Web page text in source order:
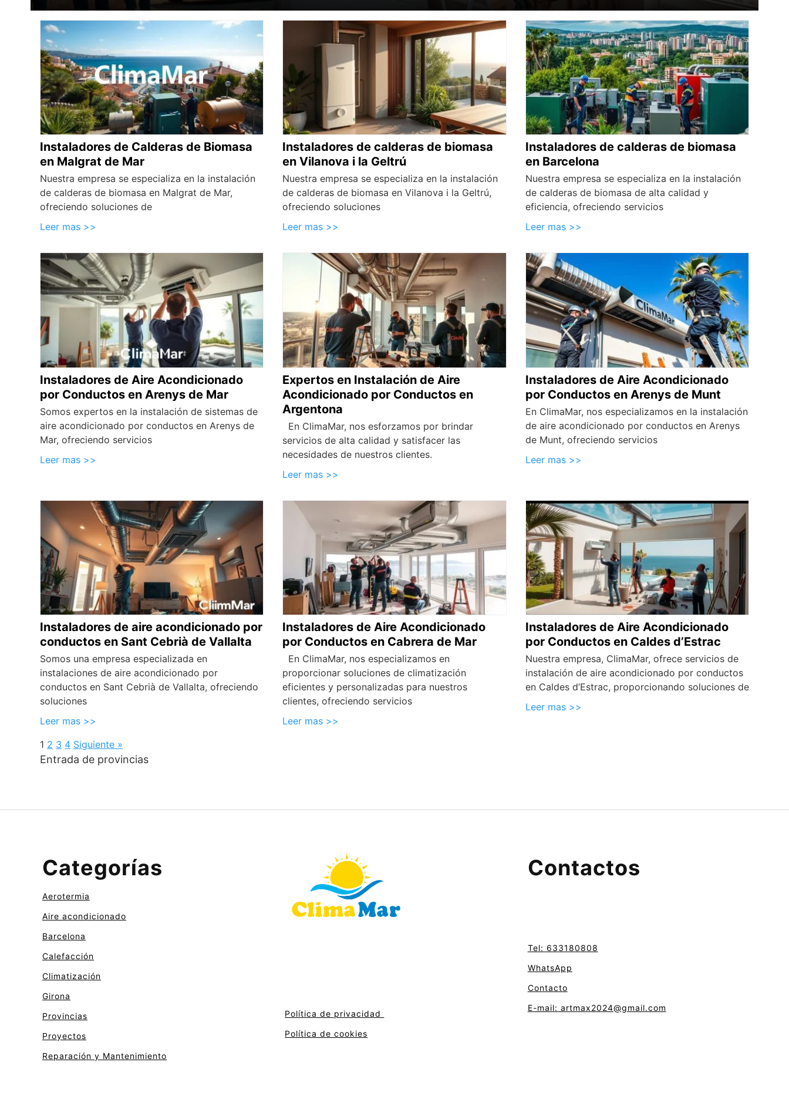
Instaladores de Calderas de Biomasa
en Malgrat de Mar
Nuestra empresa se especializa en la instalación
de calderas de biomasa en Malgrat de Mar,
ofreciendo soluciones de
Leer mas >>
Instaladores de calderas de biomasa
en Vilanova i la Geltrú
Nuestra empresa se especializa en la instalación
de calderas de biomasa en Vilanova i la Geltrú,
ofreciendo soluciones
Leer mas >>
Instaladores de calderas de biomasa
en Barcelona
Nuestra empresa se especializa en la instalación
de calderas de biomasa de alta calidad y
eficiencia, ofreciendo servicios
Leer mas >>
Instaladores de Aire Acondicionado
por Conductos en Arenys de Mar
Somos expertos en la instalación de sistemas de
aire acondicionado por conductos en Arenys de
Mar, ofreciendo servicios
Leer mas >>
Expertos en Instalación de Aire
Acondicionado por Conductos en
Argentona
En ClimaMar, nos esforzamos por brindar
servicios de alta calidad y satisfacer las
necesidades de nuestros clientes.
Leer mas >>
Instaladores de Aire Acondicionado
por Conductos en Arenys de Munt
En ClimaMar, nos especializamos en la instalación
de aire acondicionado por conductos en Arenys
de Munt, ofreciendo servicios
Leer mas >>
Instaladores de aire acondicionado por
conductos en Sant Cebrià de Vallalta
Somos una empresa especializada en
instalaciones de aire acondicionado por
conductos en Sant Cebrià de Vallalta, ofreciendo
soluciones
Leer mas >>
Instaladores de Aire Acondicionado
por Conductos en Cabrera de Mar
En ClimaMar, nos especializamos en
proporcionar soluciones de climatización
eficientes y personalizadas para nuestros
clientes, ofreciendo servicios
Leer mas >>
Instaladores de Aire Acondicionado
por Conductos en Caldes d’Estrac
Nuestra empresa, ClimaMar, ofrece servicios de
instalación de aire acondicionado por conductos
en Caldes d’Estrac, proporcionando soluciones de
Leer mas >>
1 2 3 4 Siguiente »
Entrada de provincias
Categorías
Aerotermia
Aire acondicionado
Barcelona
Calefacción
Climatización
Girona
Provincias
Proyectos
Reparación y Mantenimiento
Política de privacidad
Política de cookies
Contactos
Tel: 633180808
WhatsApp
Contacto
E-mail: artmax2024@gmail.com